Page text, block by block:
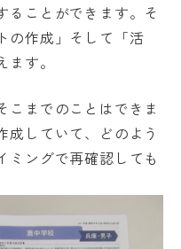
ることができます。そ
の作成」そして「活
す。
こまでのことはできま
成していて、どのよう
ミングで再確認しても